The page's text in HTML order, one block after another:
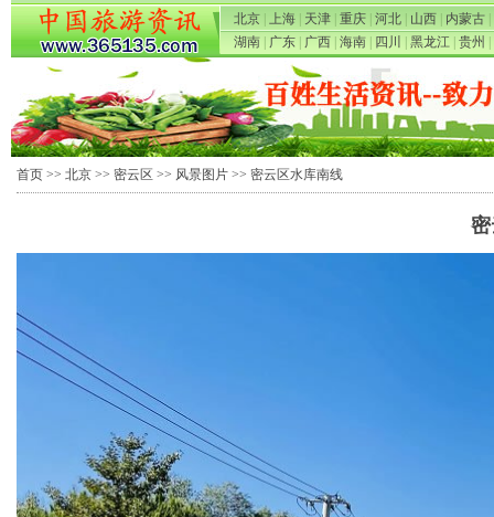
北京 上海 天津 重庆 河北 山西 内蒙古
湖南
广东 广西 海南 四川 黑龙江 贵州
首页 >> 北京 >> 密云区 >> 风景图片 >> 密云区水库南线